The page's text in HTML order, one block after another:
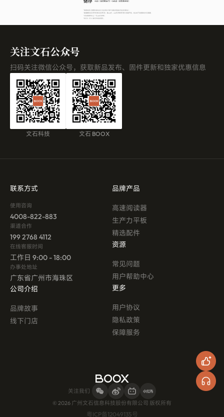
关注文石公众号
扫码关注微信公众号，获取新品发布、固件更新和独家优惠信息
文石科技 文石 BOOX
联系方式
使用咨询
4008-822-883
渠道合作
199 2768 4112
在线客服时间
工作日 9:00 - 18:00
办事处地址
广东省广州市海珠区
公司介绍
品牌故事
线下门店
品牌产品
高速阅读器
生产力平板
精选配件
资源
常见问题
用户帮助中心
更多
用户协议
隐私政策
保障服务
关注我们
© 2026 广州文石信息科技股份有限公司 版权所有
粤ICP备12049135号